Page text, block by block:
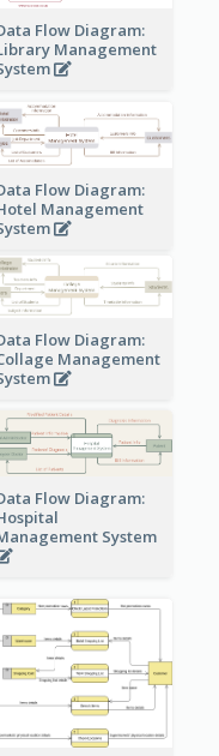
Flow Diagram:
Management
Flow Diagram:
Management
Flow Diagram:
Management
Flow Diagram:
System